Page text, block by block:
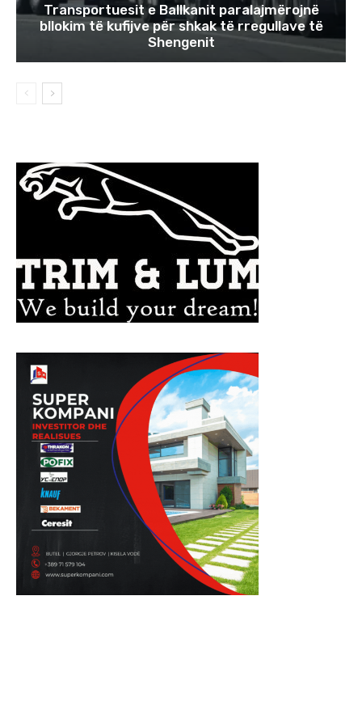
Transportuesit e Ballkanit paralajmërojnë
bllokim të kufijve për shkak të rregullave të
Shengenit